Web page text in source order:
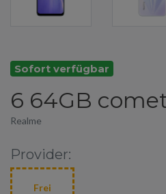
Sofort verfügbar
6 64GB
Realme
Provider:
Frei